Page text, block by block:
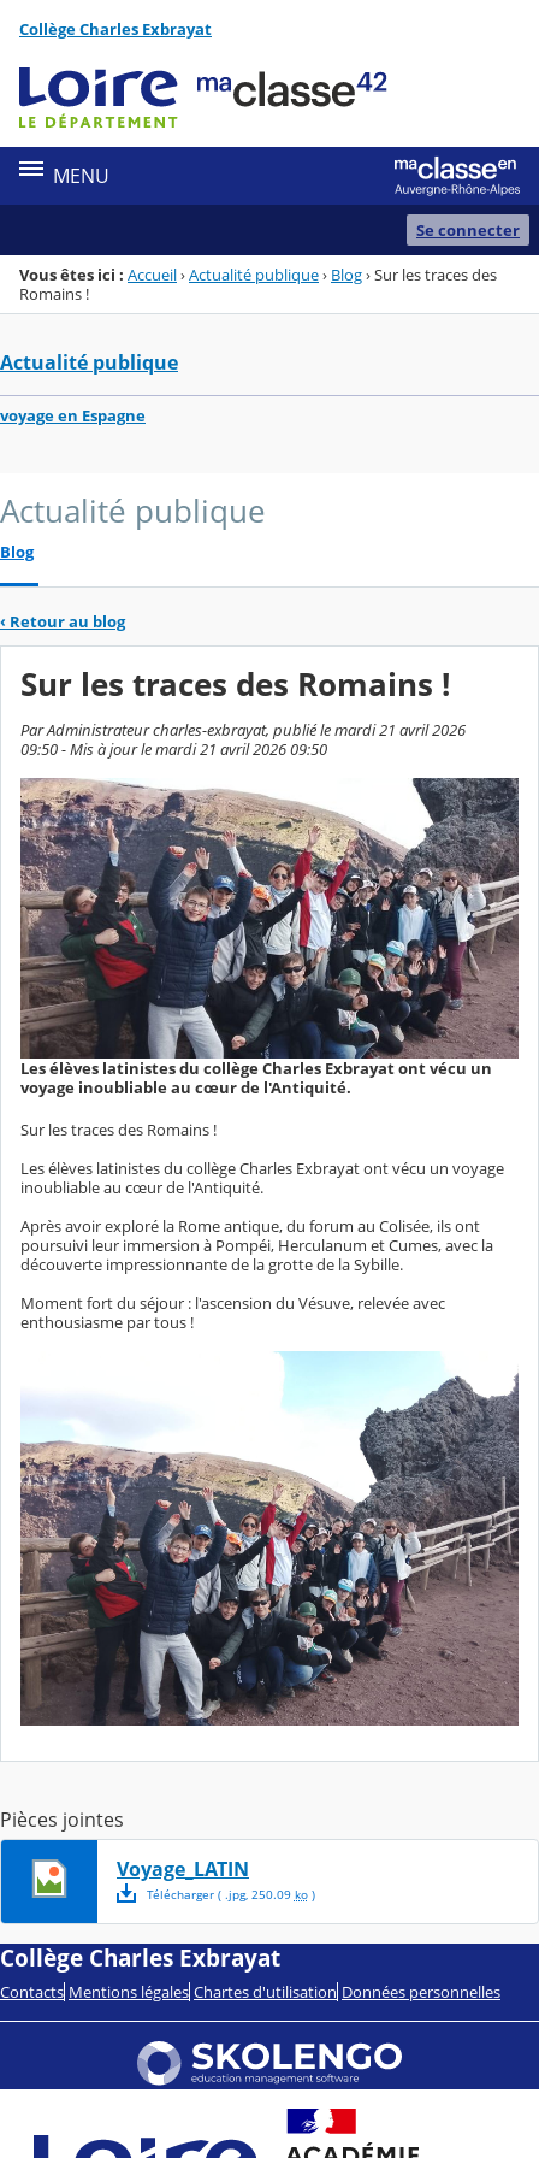
Menu de la rubrique
Contenu
Collège Charles Exbrayat
MENU
Se connecter
Vous êtes ici : Accueil›Actualité publique› Blog›Sur les traces des
Romains !
Actualité publique
voyage en Espagne
Actualité publique
Blog
‹ Retour au blog
Sur les traces des Romains !
Par Administrateur charles-exbrayat, publié le mardi 21 avril 2026
09:50 - Mis à jour le mardi 21 avril 2026 09:50
Les élèves latinistes du collège Charles Exbrayat ont vécu un
voyage inoubliable au cœur de l'Antiquité.
Sur les traces des Romains !
Les élèves latinistes du collège Charles Exbrayat ont vécu un voyage
inoubliable au cœur de l'Antiquité.
Après avoir exploré la Rome antique, du forum au Colisée, ils ont
poursuivi leur immersion à Pompéi, Herculanum et Cumes, avec la
découverte impressionnante de la grotte de la Sybille.
Moment fort du séjour : l'ascension du Vésuve, relevée avec
enthousiasme par tous !
Pièces jointes
Voyage_LATIN
Télécharger( .jpg, 250.09 ko)
Collège Charles Exbrayat
Contacts Mentions légales Chartes d'utilisation Données personnelles